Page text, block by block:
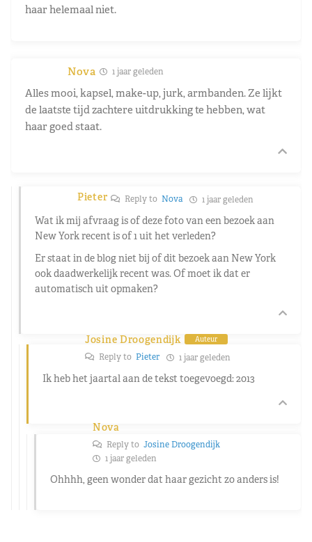
haar helemaal niet.
Nova 1 jaar geleden
Alles mooi, kapsel, make-up, jurk, armbanden. Ze lijkt
de laatste tijd zachtere uitdrukking te hebben, wat
haar goed staat.
Pieter Reply toNova 1 jaar geleden
Wat ik mij afvraag is of deze foto van een bezoek aan
New York recent is of 1 uit het verleden?
Er staat in de blog niet bij of dit bezoek aan New York
ook daadwerkelijk recent was. Of moet ik dat er
automatisch uit opmaken?
Josine Droogendijk Auteur
Reply to Pieter 1 jaar geleden
Ik heb het jaartal aan de tekst toegevoegd: 2013
Nova
Reply to Josine Droogendijk
1 jaar geleden
Ohhhh, geen wonder dat haar gezicht zo anders is!